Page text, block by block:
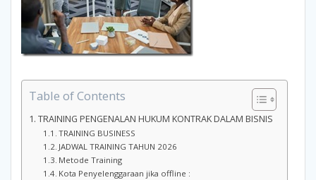
Table of Contents
TRAINING PENGENALAN HUKUM KONTRAK DALAM BISNIS
TRAINING BUSINESS
JADWAL TRAINING TAHUN 2026
Metode Training
Kota Penyelenggaraan jika offline :